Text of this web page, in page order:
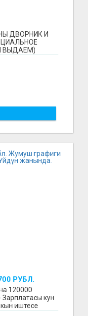
ДВОРНИК И
ВЫДАЕМ)
РУБЛ.
БЕЗ
120000
Зарплатасы кун
иштесе